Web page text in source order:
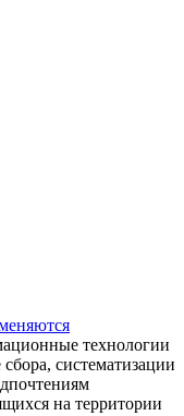
технологии
систематизации
на территории